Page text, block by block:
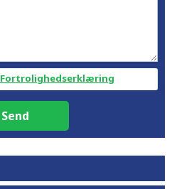
Fortrolighedserklæring
Send